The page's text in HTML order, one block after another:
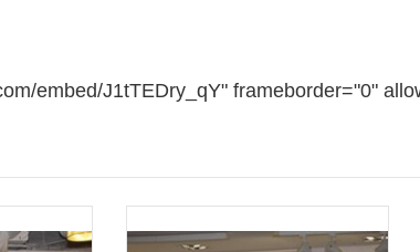
embed/J1tTEDry_qY" frameborder="0"